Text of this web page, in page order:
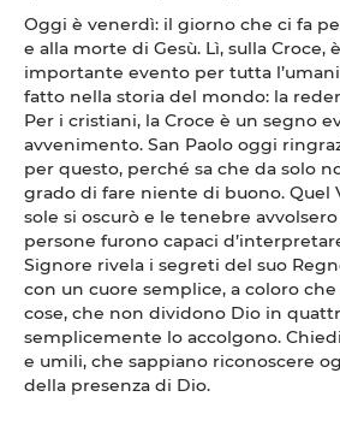
Oggi è venerdì: il giorno che ci fa
e alla morte di Gesù. Lì, sulla Croce,
importante evento per tutta
fatto nella storia del mondo: la
Per i cristiani, la Croce è un segno
avvenimento. San Paolo oggi
per questo, perché sa che da solo
grado di fare niente di buono. Quel
sole si oscurò e le tenebre
persone furono capaci
Signore rivela i segreti del suo
con un cuore semplice, a coloro
cose, che non dividono Dio in
semplicemente lo accolgono.
e umili, che sappiano riconoscere
della presenza di Dio.